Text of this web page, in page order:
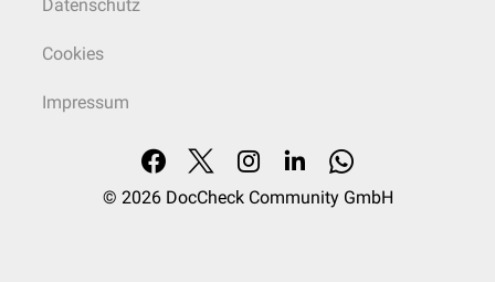
Datenschutz
Cookies
Impressum
© 2026 DocCheck Community GmbH